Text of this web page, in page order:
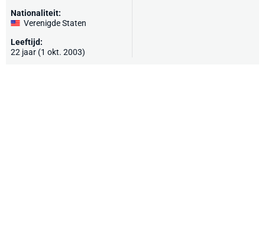
Nationaliteit:
Verenigde Staten
Leeftijd:
22 jaar (1 okt. 2003)